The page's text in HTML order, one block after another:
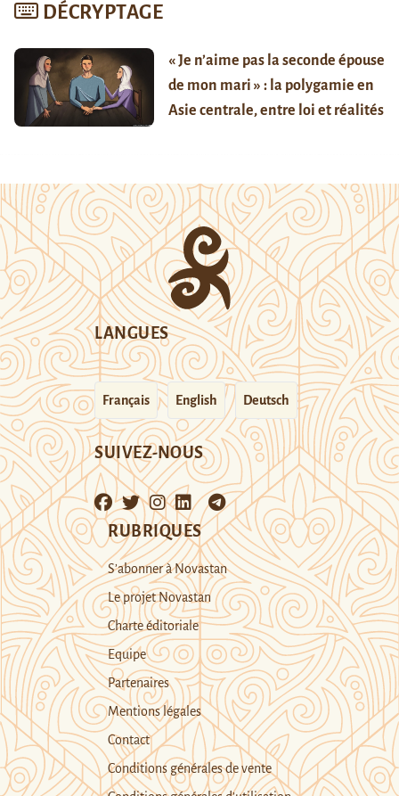
DÉCRYPTAGE
« Je n’aime pas la seconde épouse
de mon mari » : la polygamie en
Asie centrale, entre loi et réalités
LANGUES
Français English Deutsch
SUIVEZ-NOUS
RUBRIQUES
S’abonner à Novastan
Le projet Novastan
Charte éditoriale
Equipe
Partenaires
Mentions légales
Contact
Conditions générales de vente